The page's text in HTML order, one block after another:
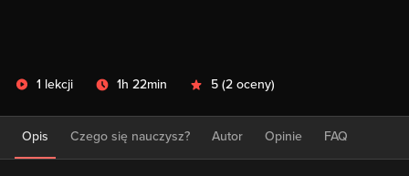
1 lekcji 1h 22min 5 (2 oceny)
Opis Czego się nauczysz? Autor Opinie FAQ